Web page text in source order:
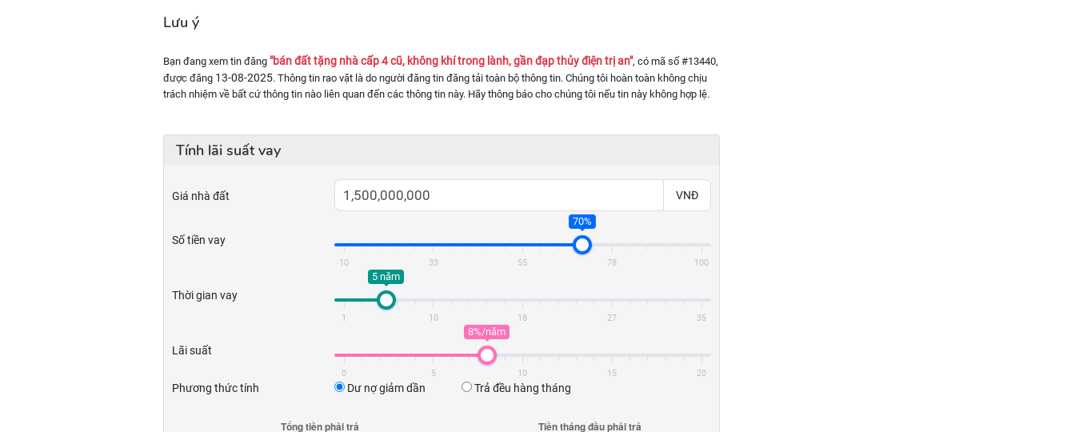
Lưu ý
Bạn đang xem tin đăng "bán đất tặng nhà cấp 4 cũ, không khí trong lành, gần đạp thủy điện trị an", có mã số #13440,
được đăng 13-08-2025. Thông tin rao vặt là do người đăng tin đăng tải toàn bộ thông tin. Chúng tôi hoàn toàn không chịu
trách nhiệm về bất cứ thông tin nào liên quan đến các thông tin này. Hãy thông báo cho chúng tôi nếu tin này không hợp lệ.
Tính lãi suất vay
Giá nhà đất VNĐ
Số tiền vay
70%
10 33 55 78 100
Thời gian vay
5 năm
1 10 18 27 35
Lãi suất
8%/năm
0 5 10 15 20
Phương thức tính Dư nợ giảm dần Trả đều hàng tháng